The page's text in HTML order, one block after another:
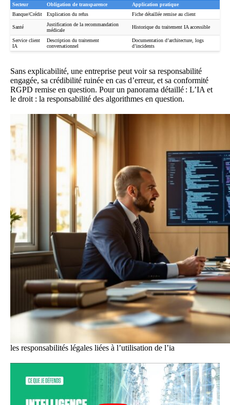
Secteur Obligation de transparence
Application pratique
Banque/Crédit
Explication du refus Fiche détaillée remise au client
Santé
Justification de la recommandation
médicale
Historique du traitement IA accessible
Service client
IA
Description du traitement
conversationnel
Documentation d’architecture, logs
d’incidents
Sans explicabilité, une entreprise peut voir sa responsabilité
engagée, sa crédibilité ruinée en cas d’erreur, et sa conformité
RGPD remise en question. Pour un panorama détaillé : L’IA et
le droit : la responsabilité des algorithmes en question.
les responsabilités légales liées à l’utilisation de l’ia